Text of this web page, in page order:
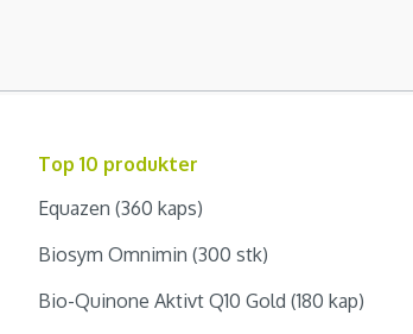
Top 10 produkter
Equazen (360 kaps)
Biosym Omnimin (300 stk)
Bio-Quinone Aktivt Q10 Gold (180 kap)